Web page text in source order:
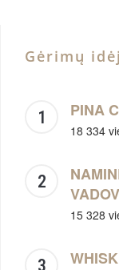
Gėrimų
PINA
18 334
15 328